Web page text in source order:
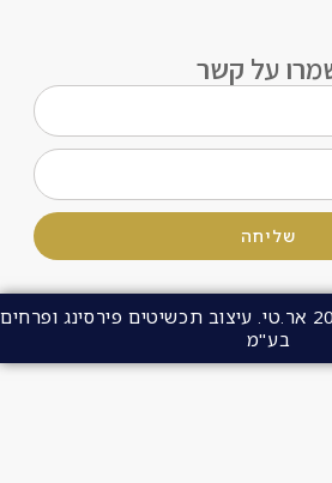
על קשר
שמורות © 2026 אר.טי. עיצוב תכשיטים פירסינג ופרחים